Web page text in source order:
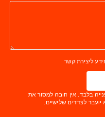
ליצירת קשר
בלבד. אין חובה למסור את
לצדדים שלישיים.